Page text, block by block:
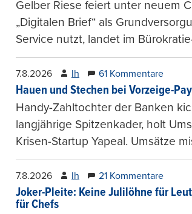
Gelber Riese feiert unter neuem
„Digitalen Brief“ als
Service nutzt, landet im
7.8.2026 lh 61 Kommentare
Hauen und Stechen bei Vorzeige-
Handy-Zahltochter der Banken
langjährige Spitzenkader, holt
Krisen-Startup Yapeal. Umsätze
7.8.2026 lh 21 Kommentare
Joker-Pleite: Keine Julilöhne für
für Chefs